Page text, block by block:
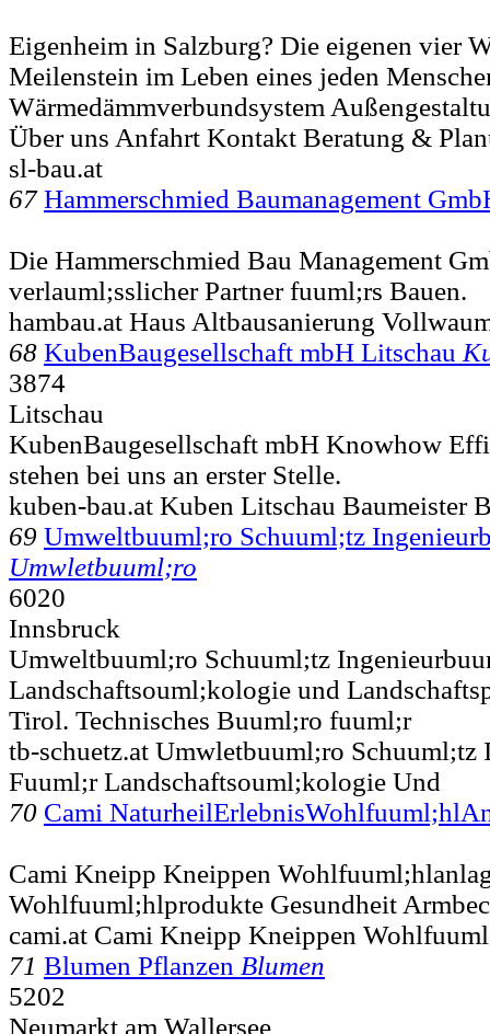
Eigenheim in Salzburg? Die eigenen vier
Meilenstein im Leben eines jeden
Wärmedämmverbundsystem
Über uns Anfahrt Kontakt Beratung &
sl-bau.at
67 Hammerschmied Baumanagement
Die Hammerschmied Bau Management
verlauml;sslicher Partner fuuml;rs Bauen.
hambau.at Haus Altbausanierung
68 KubenBaugesellschaft mbH Litschau
3874
Litschau
KubenBaugesellschaft mbH Knowhow
stehen bei uns an erster Stelle.
kuben-bau.at Kuben Litschau Baumeister
69 Umweltbuuml;ro Schuuml;tz
Umwletbuuml;ro
6020
Innsbruck
Umweltbuuml;ro Schuuml;tz
Landschaftsouml;kologie und
Tirol. Technisches Buuml;ro fuuml;r
tb-schuetz.at Umwletbuuml;ro Schuuml;tz
Fuuml;r Landschaftsouml;kologie Und
70 Cami
Cami Kneipp Kneippen
Wohlfuuml;hlprodukte Gesundheit
cami.at Cami Kneipp Kneippen
71 Blumen Pflanzen Blumen
5202
Neumarkt am Wallersee